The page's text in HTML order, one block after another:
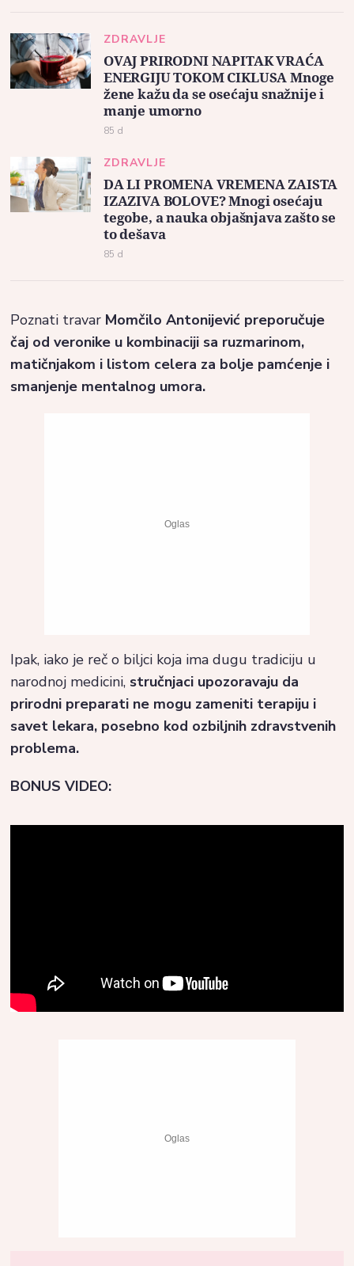
ZDRAVLJE
OVAJ PRIRODNI NAPITAK VRAĆA
ENERGIJU TOKOM CIKLUSA Mnoge
žene kažu da se osećaju snažnije i
manje umorno
85 d
ZDRAVLJE
DA LI PROMENA VREMENA ZAISTA
IZAZIVA BOLOVE? Mnogi osećaju
tegobe, a nauka objašnjava zašto se
to dešava
85 d
Poznati travar Momčilo Antonijević preporučuje
čaj od veronike u kombinaciji sa ruzmarinom,
matičnjakom i listom celera za bolje pamćenje i
smanjenje mentalnog umora.
Ipak, iako je reč o biljci koja ima dugu tradiciju u
narodnoj medicini, stručnjaci upozoravaju da
prirodni preparati ne mogu zameniti terapiju i
savet lekara, posebno kod ozbiljnih zdravstvenih
problema.
BONUS VIDEO: